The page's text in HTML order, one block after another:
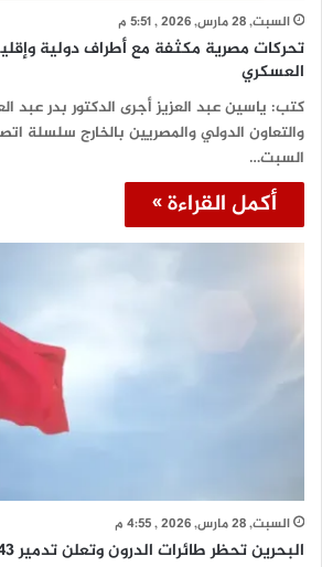
السبت, 28 مارس, 2026 , 5:51 م
تحركات مصرية مكثفة مع أطراف دولية
العسكري
كتب: ياسين عبد العزيز أجرى الدكتور بدر عبد
والتعاون الدولي والمصريين بالخارج سلسلة
السبت…
أكمل القراءة »
السبت, 28 مارس, 2026 , 4:55 م
البحرين تحظر طائرات الدرون وتعلن تدمير 43 هدفا جويا معاديا